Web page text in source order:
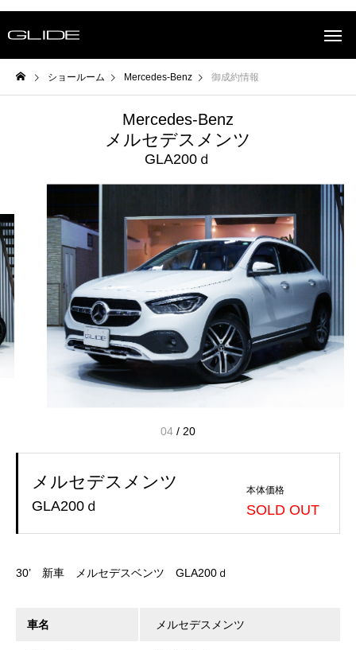
ショールーム Mercedes-Benz 御成約情報
Mercedes-Benz
メルセデスメンツ
GLA200ｄ
04 / 20
メルセデスメンツ
GLA200ｄ
本体価格
SOLD OUT
30’ 新車 メルセデスベンツ GLA200ｄ
車名 メルセデスメンツ